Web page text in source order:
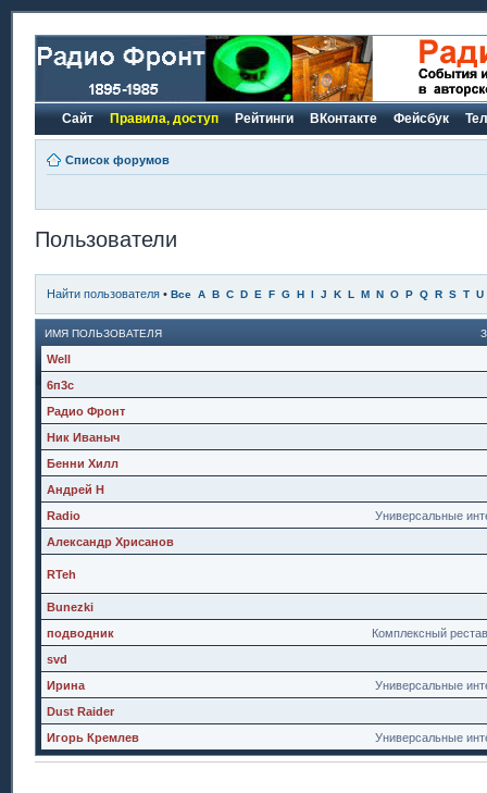
Сайт Правила, доступ Рейтинги ВКонтакте Фейсбук
Список форумов
Пользователи
Найти пользователя • Все A B C D E F G H I J K L M N O P Q R S T U
ИМЯ ПОЛЬЗОВАТЕЛЯ
Well
6п3с
Радио Фронт
Ник Иваныч
Бенни Хилл
Андрей Н
Универсальные
Radio
Александр Хрисанов
RTeh
Bunezki
Комплексный
подводник
svd
Универсальные
Ирина
Dust Raider
Универсальные
Игорь Кремлев